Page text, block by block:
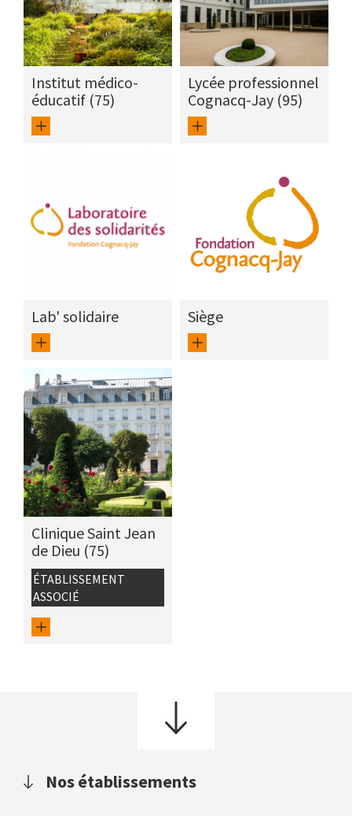
Institut médico-
éducatif (75)
Lycée professionnel
Cognacq-Jay (95)
Lab' solidaire Siège
Clinique Saint Jean
de Dieu (75)
ÉTABLISSEMENT
ASSOCIÉ
Nos
Nos établissements